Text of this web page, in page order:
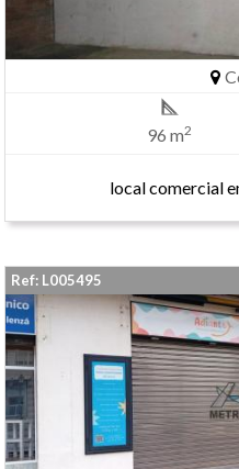
96 m2
local comercial
Ref: L005495